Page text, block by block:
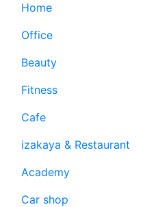
Home
Office
Beauty
Fitness
Cafe
izakaya & Restaurant
Academy
Car shop